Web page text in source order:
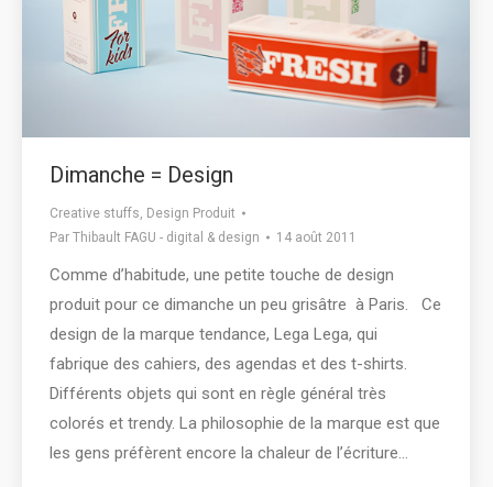
Dimanche = Design
Creative stuffs, Design Produit
Par Thibault FAGU - digital & design 14 août 2011
Comme d’habitude, une petite touche de design
produit pour ce dimanche un peu grisâtre à Paris. Ce
design de la marque tendance, Lega Lega, qui
fabrique des cahiers, des agendas et des t-shirts.
Différents objets qui sont en règle général très
colorés et trendy. La philosophie de la marque est que
les gens préfèrent encore la chaleur de l’écriture…